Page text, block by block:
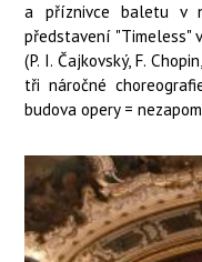
a příznivce baletu v
představení "Timeless"
(P. I. Čajkovský, F.
tři náročné
budova opery =